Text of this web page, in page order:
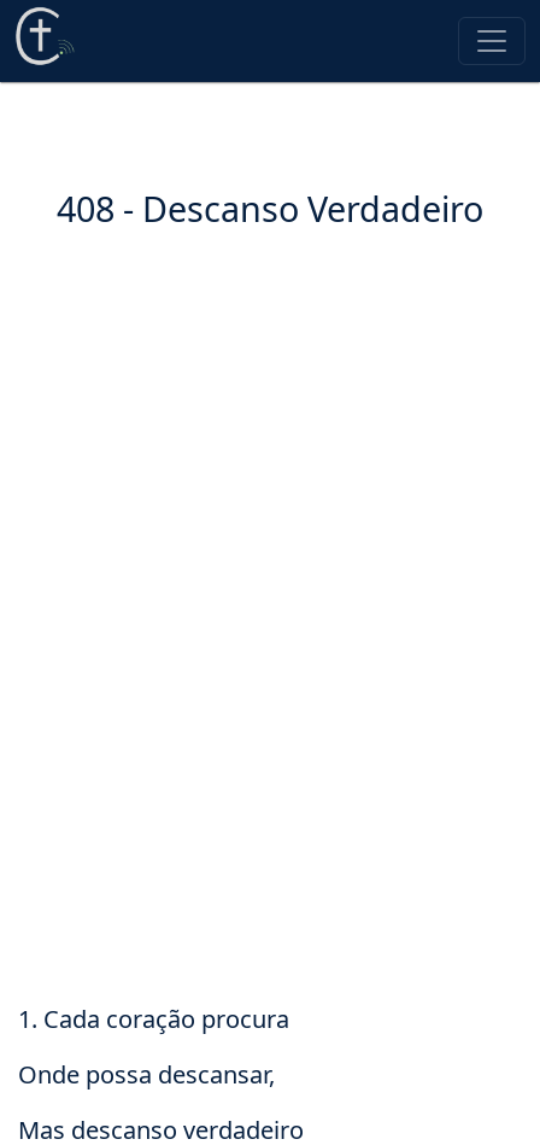
408 - Descanso Verdadeiro
1. Cada coração procura
Onde possa descansar,
Mas descanso verdadeiro